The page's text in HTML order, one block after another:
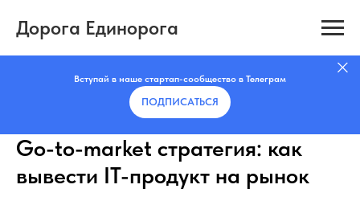
Дорога Единорога
Вступай в наше стартап-сообщество в Телеграм
ПОДПИСАТЬCЯ
Go-to-market стратегия: как
вывести IT-продукт на рынок